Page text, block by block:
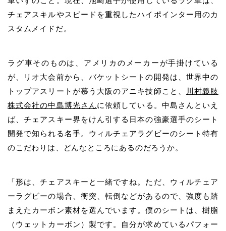
チェアスキルやスピードを重視したハイポインター用のカ
スタムメイドだ。
ラグ車そのものは、アメリカのメーカーが手掛けている
が、リオ大会前から、バケットシートの開発は、世界中の
トップアスリートが慕う大阪のアニキ技師こと、
川村義肢
株式会社の中島博光さんに依頼している。 中島 さんといえ
ば、チェアスキー界をけん引する日本の強豪選手のシート
開発で知られる名手。ウィルチェアラグビーのシート特有
のこだわりは、どんなところにあるのだろうか。
「形は、チェアスキーと一緒ですね。ただ、ウィルチェア
ーラグビーの場合、衝突、転倒などがあるので、強度も踏
まえたカーボン素材を選んでいます。僕のシートは、樹脂
（ウェットカーボン）製です。自分が求めているパフォー